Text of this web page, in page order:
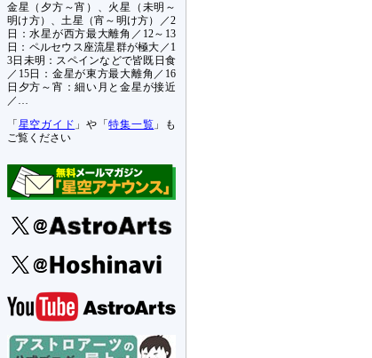
金星（夕方～宵）、火星（未明～
明け方）、土星（宵～明け方）／2
日：水星が西方最大離角／12～13
日：ペルセウス座流星群が極大／1
3日未明：スペインなどで皆既日食
／15日：金星が東方最大離角／16
日夕方～宵：細い月と金星が接近
／…
「 星空ガイド 」や「特集一覧 」も
ご覧ください